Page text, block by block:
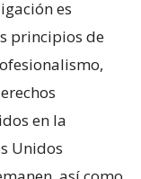
es
principios de
en la
Unidos